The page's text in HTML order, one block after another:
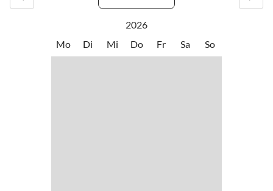
2026
Mo
Di Mi Do Fr Sa So